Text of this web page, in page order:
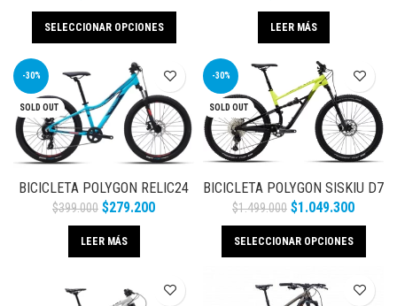
SELECCIONAR OPCIONES LEER MÁS
-30%
SOLD OUT
BICICLETA POLYGON RELIC24
$399.000 $279.200
LEER MÁS
-30%
SOLD OUT
BICICLETA POLYGON SISKIU D7
XC / TRAIL
$1.499.000 $1.049.300
SELECCIONAR OPCIONES